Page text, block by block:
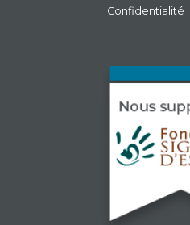
Confidentialité